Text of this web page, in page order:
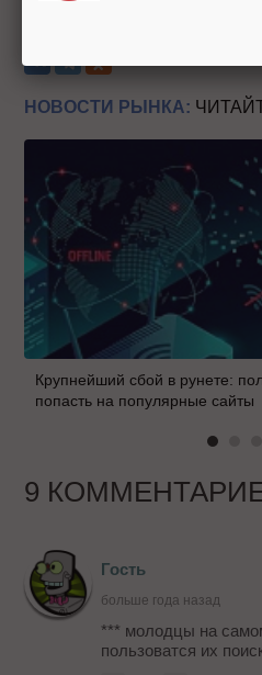
НОВОСТИ РЫНКА:
Крупнейший сбой в рунете:
попасть на популярные сайты
9
Гость
больше года назад
*** молодцы на
пользоватся их